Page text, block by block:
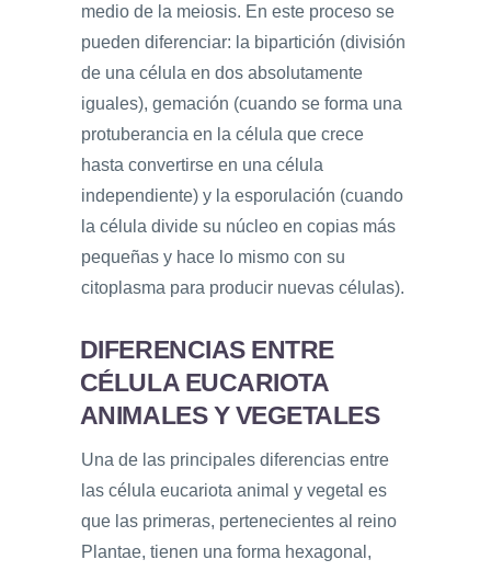
medio de la meiosis. En este proceso se
pueden diferenciar: la bipartición (división
de una célula en dos absolutamente
iguales), gemación (cuando se forma una
protuberancia en la célula que crece
hasta convertirse en una célula
independiente) y la esporulación (cuando
la célula divide su núcleo en copias más
pequeñas y hace lo mismo con su
citoplasma para producir nuevas células).
DIFERENCIAS ENTRE
CÉLULA EUCARIOTA
ANIMALES Y VEGETALES
Una de las principales diferencias entre
las célula eucariota animal y vegetal es
que las primeras, pertenecientes al reino
Plantae, tienen una forma hexagonal,